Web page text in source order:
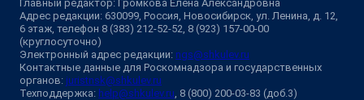
Главный редактор: Громкова Елена Александровна
Адрес редакции: 630099, Россия, Новосибирск, ул. Ленина, д. 12,
6 этаж, телефон 8 (383) 212-52-52, 8 (923) 157-00-00
(круглосуточно)
Электронный адрес редакции: ngs@shkulev.ru
Контактные данные для Роскомнадзора и государственных
органов: juristnsk@shkulev.ru
Техподдержка: help@shkulev.ru , 8 (800) 200-03-83 (доб.3)